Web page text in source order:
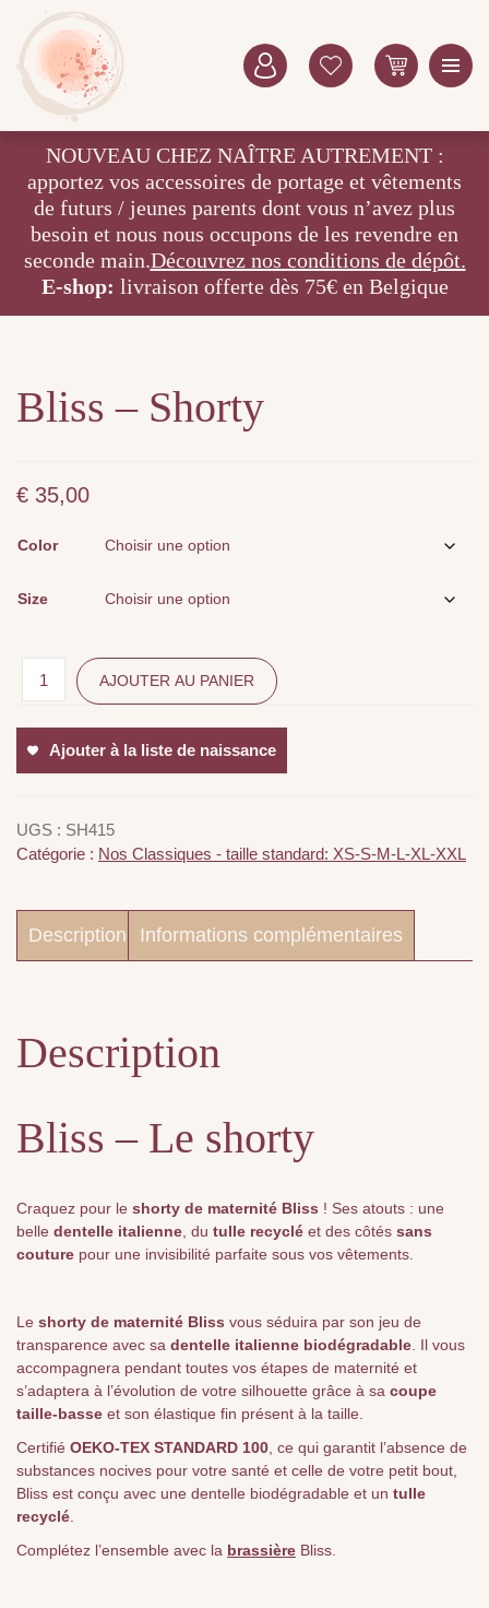
NOUVEAU CHEZ NAÎTRE AUTREMENT :
apportez vos accessoires de portage et vêtements
de futurs / jeunes parents dont vous n’avez plus
besoin et nous nous occupons de les revendre en
seconde main.Découvrez nos conditions de dépôt.
E-shop: livraison offerte dès 75€ en Belgique
Bliss – Shorty
€ 35,00
Color
Size
AJOUTER AU PANIER
Ajouter à la liste de naissance
UGS : SH415
Catégorie : Nos Classiques - taille standard: XS-S-M-L-XL-XXL
Description Informations complémentaires
Description
Bliss – Le shorty
Craquez pour le shorty de maternité Bliss ! Ses atouts : une
belle dentelle italienne , du tulle recyclé et des côtés sans
couture pour une invisibilité parfaite sous vos vêtements.
Le shorty de maternité Bliss vous séduira par son jeu de
transparence avec sa dentelle italienne biodégradable . Il vous
accompagnera pendant toutes vos étapes de maternité et
s’adaptera à l’évolution de votre silhouette grâce à sa coupe
taille-basse et son élastique fin présent à la taille.
Certifié OEKO-TEX STANDARD 100 , ce qui garantit l’absence de
substances nocives pour votre santé et celle de votre petit bout,
Bliss est conçu avec une dentelle biodégradable et un tulle
recyclé
Complétez l’ensemble avec la brassière Bliss.